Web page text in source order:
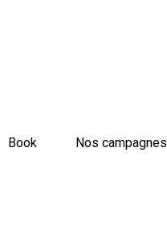
Book Nos campagnes